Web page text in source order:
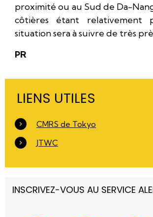
proximité ou au Sud de Da-
côtières étant relativement
situation sera à suivre de très
PR
LIENS UTILES
CMRS de Tokyo
JTWC
INSCRIVEZ-VOUS AU SERVICE